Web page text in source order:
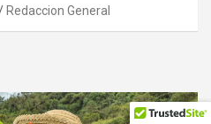
Redaccion General